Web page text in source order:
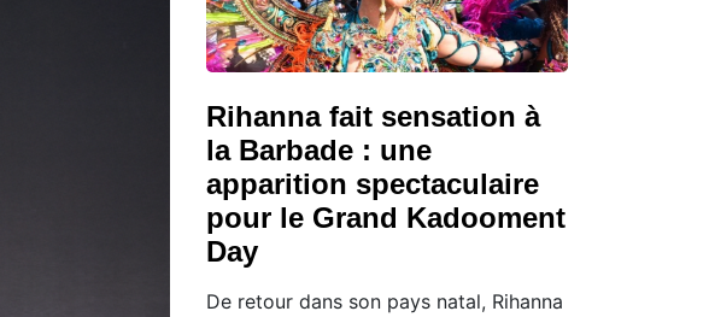
Rihanna fait sensation à
la Barbade : une
apparition spectaculaire
pour le Grand Kadooment
Day
De retour dans son pays natal, Rihanna